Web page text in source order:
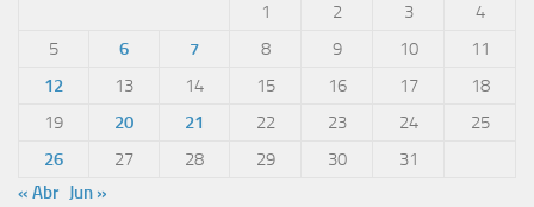
1
2 3
4
5
6 7 8 9 10
11
12
13 14 15 16 17
18
19
20 21 22 23 24
25
26
27 28 29 30
31
« Abr Jun »